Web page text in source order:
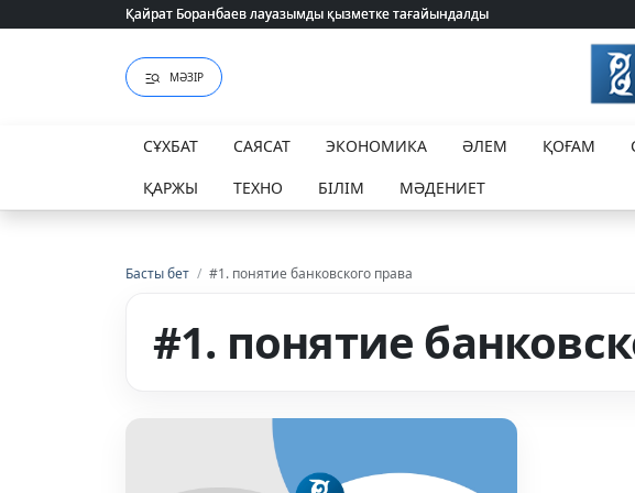
Қайрат Боранбаев лауазымды қызметке тағайындалды
Қайрат Боранбаев лауазымды қызметке тағайындалды
МӘЗІР
СҰХБАТ САЯСАТ ЭКОНОМИКА ӘЛЕМ ҚОҒАМ
ҚАРЖЫ
ТЕХНО БІЛІМ МӘДЕНИЕТ
Басты бет / #1. понятие банковского права
#1. понятие